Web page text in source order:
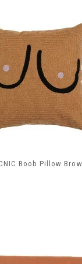
Boob Pillow